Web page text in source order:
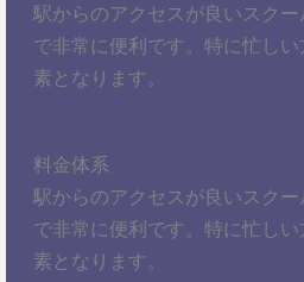
駅からのアクセスが良いスク
で非常に便利です。特に忙し
素となります。
料金体系
駅からのアクセスが良いスク
で非常に便利です。特に忙し
素となります。